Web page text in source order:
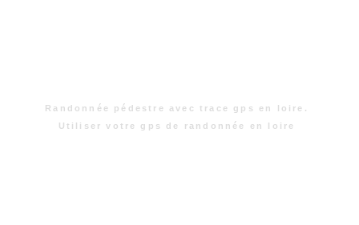
Randonnée pédestre avec trace gps en loire.
Utiliser votre gps de randonnée en loire